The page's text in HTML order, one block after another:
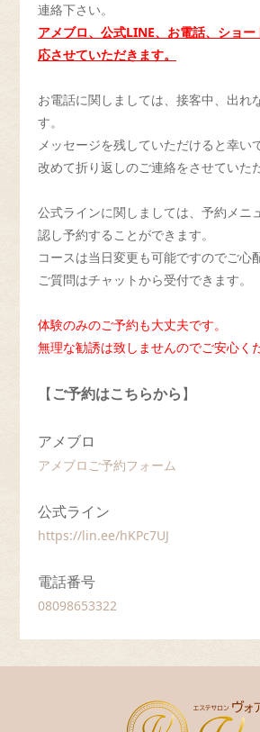
連絡下さい。
アメブロ、公式LINE、お電話、ショ
応させていただきます。
お電話に関しましては、接客中、出れ
す。
メッセージを残していただけると幸い
改めて折り返しのご連絡をさせていた
公式ラインに関しましては、予約メニ
認し予約することができます。
コースは当日変更も可能ですのでご心
ご質問はチャットから受付できます。
体験のみのご予約も大丈夫です。
無理な勧誘は致しませんのでご安心く
【ご予約はこちらから】
アメブロ
アメブロご予約フォーム
公式ライン
https://lin.ee/hKPc7UJ
電話番号
08098653322